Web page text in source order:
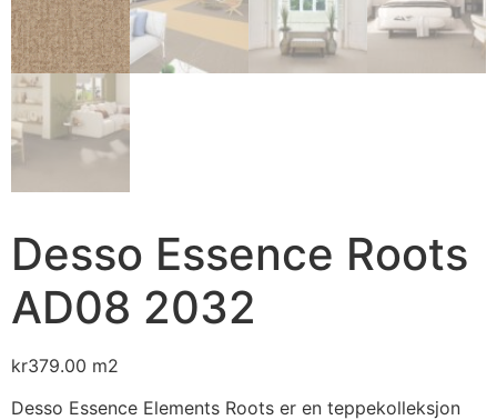
Desso Essence Roots
AD08 2032
kr379.00 m2
Desso Essence Elements Roots er en teppekolleksjon